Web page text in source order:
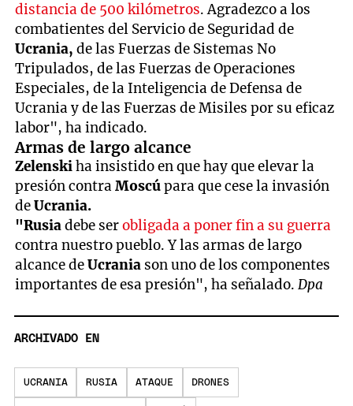
distancia de 500 kilómetros. Agradezco a los
combatientes del Servicio de Seguridad de
Ucrania, de las Fuerzas de Sistemas No
Tripulados, de las Fuerzas de Operaciones
Especiales, de la Inteligencia de Defensa de
Ucrania y de las Fuerzas de Misiles por su eficaz
labor", ha indicado.
Armas de largo alcance
Zelenskiha insistido en que hay que elevar la
presión contraMoscúpara que cese la invasión
deUcrania.
"Rusiadebe serobligada a poner fin a su guerra
contra nuestro pueblo. Y las armas de largo
alcance deUcrania son uno de los componentes
importantes de esa presión", ha señalado.Dpa
ARCHIVADO EN
UCRANIA RUSIA ATAQUE DRONES